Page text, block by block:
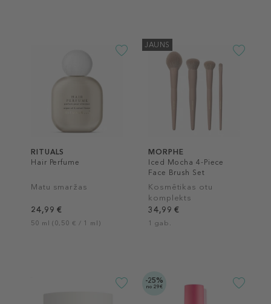
RITUALS
Hair Perfume
Matu smaržas
24,99 €
50 ml (0,50 € / 1 ml)
JAUNS
MORPHE
Iced Mocha 4-Piece
Face Brush Set
Kosmētikas otu
komplekts
34,99 €
1 gab.
-25%
no 29€